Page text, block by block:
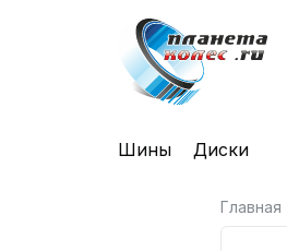
Шины Диски
Главная